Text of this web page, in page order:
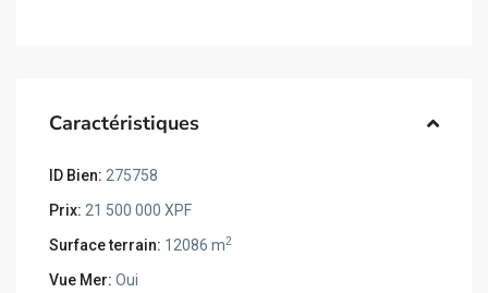
Caractéristiques
ID Bien: 275758
Prix: 21 500 000 XPF
Surface terrain: 12086 m2
Vue Mer: Oui